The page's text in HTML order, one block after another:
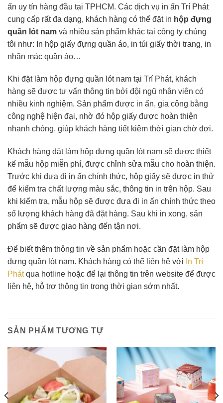
ấn uy tín hàng đầu tại TPHCM. Các dịch vụ in ấn Trí Phát
cung cấp rất đa dạng, khách hàng có thể đặt in hộp đựng
quần lót nam và nhiều sản phẩm khác tại công ty chúng
tôi như: In hộp giấy đựng quần áo, in túi giấy thời trang, in
nhãn mác quần áo…
Khi đặt làm hộp đựng quần lót nam tại Trí Phát, khách
hàng sẽ được tư vấn thông tin bởi đội ngũ nhân viên có
nhiều kinh nghiệm. Sản phẩm được in ấn, gia công bằng
công nghệ hiện đại, nhờ đó hộp giấy được hoàn thiện
nhanh chóng, giúp khách hàng tiết kiệm thời gian chờ đợi.
Khách hàng đặt làm hộp đựng quần lót nam sẽ được thiết
kế mẫu hộp miễn phí, được chỉnh sửa mẫu cho hoàn thiện.
Trước khi đưa đi in ấn chính thức, hộp giấy sẽ được in thử
để kiểm tra chất lượng màu sắc, thông tin in trên hộp. Sau
khi kiểm tra, mẫu hộp sẽ được đưa đi in ấn chính thức theo
số lượng khách hàng đã đặt hàng. Sau khi in xong, sản
phẩm sẽ được giao hàng đến tận nơi.
Để biết thêm thông tin về sản phẩm hoặc cần đặt làm hộp
đựng quần lót nam. Khách hàng có thể liên hệ với In Trí
Phátqua hotline hoặc để lại thông tin trên website để được
liên hệ, hỗ trợ thông tin trong thời gian sớm nhất.
SẢN PHẨM TƯƠNG TỰ